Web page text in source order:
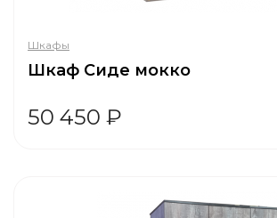
Шкафы
Шкаф Сиде мокко
50 450 ₽